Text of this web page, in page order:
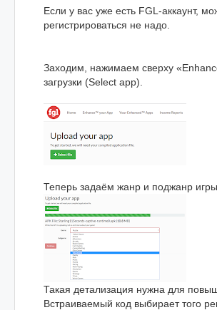
Если у вас уже есть FGL-аккаунт,
регистрироваться не надо.
Заходим, нажимаем сверху
загрузки (Select app).
Теперь задаём жанр и поджанр игры.
Такая детализация нужна для
Встраиваемый код выбирает того